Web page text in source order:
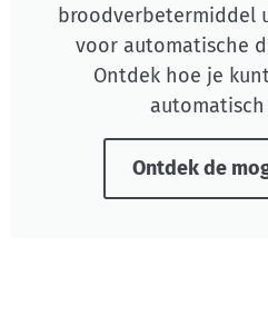
broodverbetermiddel
voor automatische
Ontdek hoe je
Ontdek de